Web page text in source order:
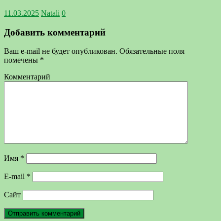
11.03.2025 Natali 0
Добавить комментарий
Ваш e-mail не будет опубликован. Обязательные поля
помечены *
Комментарий
Имя *
E-mail *
Сайт